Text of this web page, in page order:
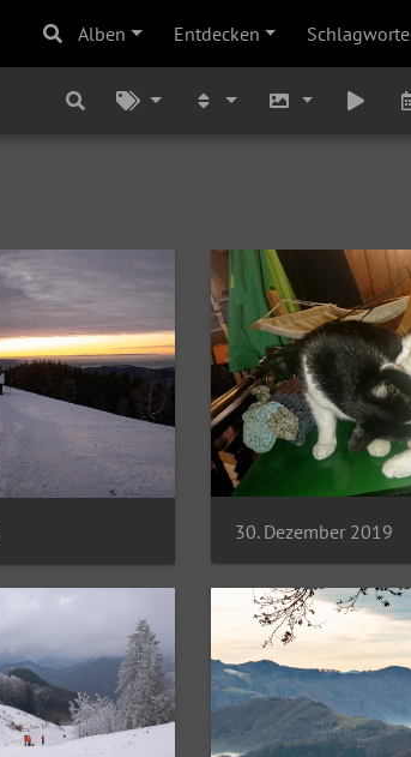
Alben Entdecken Schlagworte
30. Dezember 2019